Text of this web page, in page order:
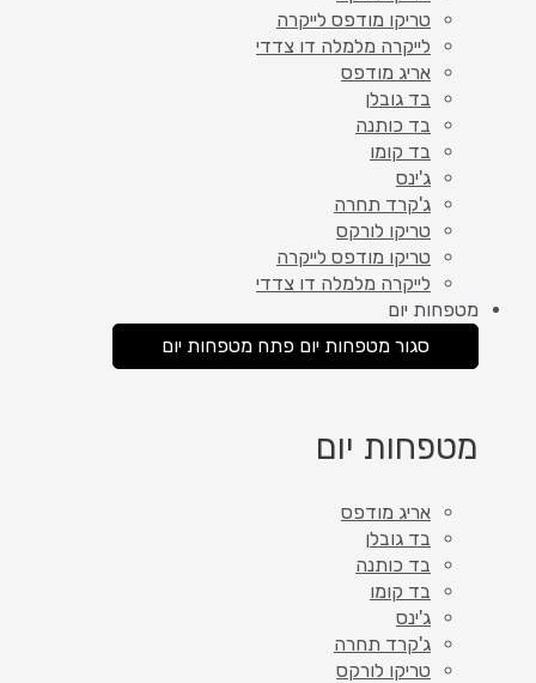
טריקו מודפס לייקרה
לייקרה מלמלה דו צדדי
אריג מודפס
בד גובלן
בד כותנה
בד קומו
ג'ינס
ג'קרד תחרה
טריקו לורקס
טריקו מודפס לייקרה
לייקרה מלמלה דו צדדי
מטפחות יום
סגור מטפחות יום פתח מטפחות יום
מטפחות יום
אריג מודפס
בד גובלן
בד כותנה
בד קומו
ג'ינס
ג'קרד תחרה
טריקו לורקס